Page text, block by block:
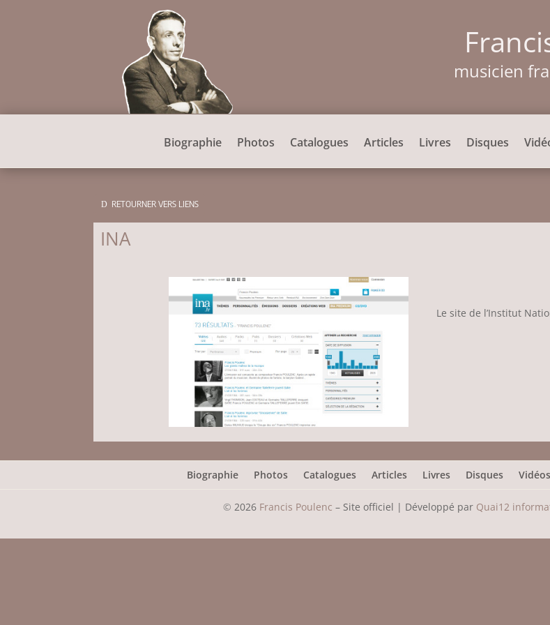
musicien
Biographie Photos Catalogues Articles Livres Disques
RETOURNER VERS LIENS
INA
Le site de l’Institut
Biographie Photos Catalogues Articles Livres Disques Vidéos
© 2026 Francis Poulenc – Site officiel | Développé par Quai12